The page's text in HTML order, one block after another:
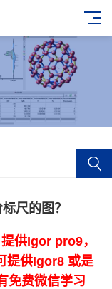
尺的图？
供Igor pro9，
提供Igor8 或是
免费微信学习